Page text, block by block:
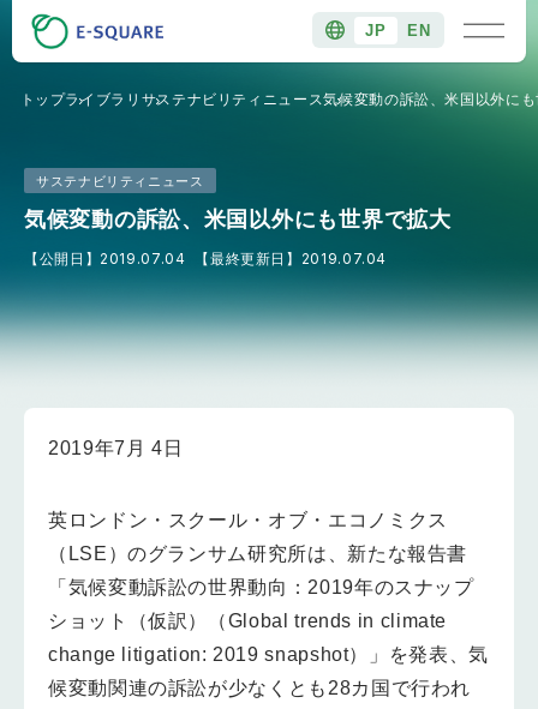
JP EN
トップライブラリ サステナビリティニュース気候変動の訴訟、米国以外に
サステナビリティニュース
気候変動の訴訟、米国以外にも世界で拡大
【公開日】 2019.07.04 【最終更新日】 2019.07.04
2019年7月 4日
英ロンドン・スクール・オブ・エコノミクス
（LSE）のグランサム研究所は、新たな報告書
「気候変動訴訟の世界動向：2019年のスナップ
ショット（仮訳）（Global trends in climate
change litigation: 2019 snapshot）」を発表、気
候変動関連の訴訟が少なくとも28カ国で行われ